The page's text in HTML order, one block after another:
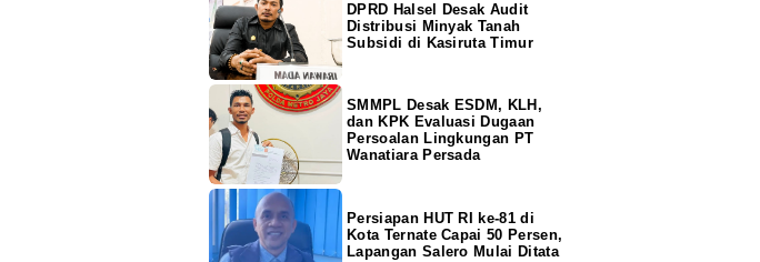
DPRD Halsel Desak Audit
Distribusi Minyak Tanah
Subsidi di Kasiruta Timur
SMMPL Desak ESDM, KLH,
dan KPK Evaluasi Dugaan
Persoalan Lingkungan PT
Wanatiara Persada
Persiapan HUT RI ke-81 di
Kota Ternate Capai 50 Persen,
Lapangan Salero Mulai Ditata